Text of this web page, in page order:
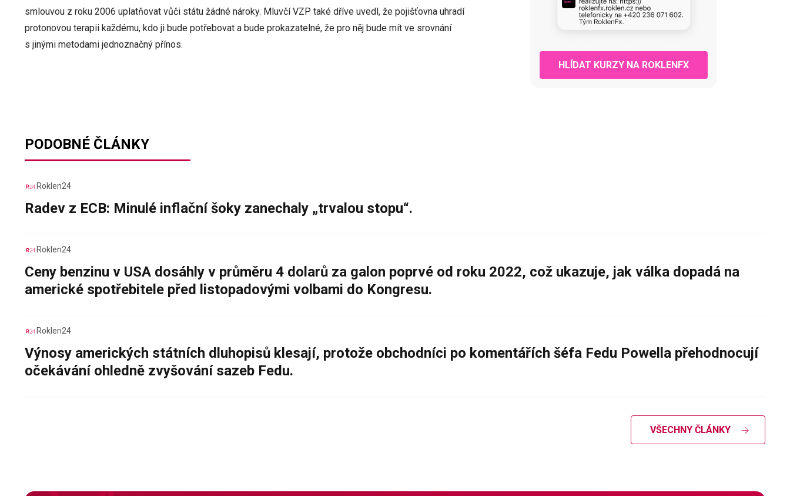
smlouvou z roku 2006 uplatňovat vůči státu žádné nároky. Mluvčí VZP také dříve uvedl, že pojišťovna uhradí
protonovou terapii každému, kdo ji bude potřebovat a bude prokazatelné, že pro něj bude mít ve srovnání
s jinými metodami jednoznačný přínos.
HLÍDAT KURZY NA ROKLENFX
PODOBNÉ ČLÁNKY
Roklen24
Radev z ECB: Minulé inflační šoky zanechaly „trvalou stopu“.
Roklen24
Ceny benzinu v USA dosáhly v průměru 4 dolarů za galon poprvé od roku 2022, což ukazuje, jak válka dopadá na
americké spotřebitele před listopadovými volbami do Kongresu.
Roklen24
Výnosy amerických státních dluhopisů klesají, protože obchodníci po komentářích šéfa Fedu Powella přehodnocují
očekávání ohledně zvyšování sazeb Fedu.
VŠECHNY ČLÁNKY